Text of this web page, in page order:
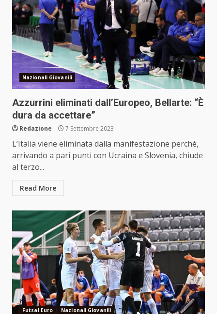
Nazionali Giovanili
Azzurrini eliminati dall’Europeo, Bellarte: “È
dura da accettare”
Redazione 7 Settembre 2023
L’Italia viene eliminata dalla manifestazione perché,
arrivando a pari punti con Ucraina e Slovenia, chiude
al terzo...
Read More
Futsal Euro Nazionali Giovanili